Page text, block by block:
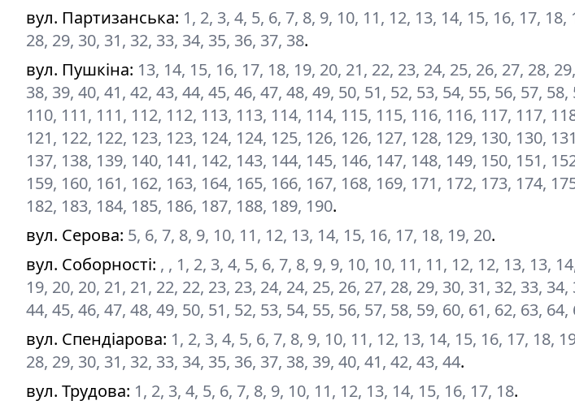
вул. Партизанська: 1, 2, 3, 4, 5, 6, 7, 8, 9, 10, 11, 12, 13, 14, 15, 16, 17,
28, 29, 30, 31, 32, 33, 34, 35, 36, 37, 38.
вул. Пушкіна: 13, 14, 15, 16, 17, 18, 19, 20, 21, 22, 23, 24, 25, 26, 27, 28,
38, 39, 40, 41, 42, 43, 44, 45, 46, 47, 48, 49, 50, 51, 52, 53, 54, 55, 56, 57,
110, 111, 111, 112, 112, 113, 113, 114, 114, 115, 115, 116, 116, 117, 117,
121, 122, 122, 123, 123, 124, 124, 125, 126, 126, 127, 128, 129, 130, 130,
137, 138, 139, 140, 141, 142, 143, 144, 145, 146, 147, 148, 149, 150, 151,
159, 160, 161, 162, 163, 164, 165, 166, 167, 168, 169, 171, 172, 173, 174,
182, 183, 184, 185, 186, 187, 188, 189, 190.
вул. Серова: 5, 6, 7, 8, 9, 10, 11, 12, 13, 14, 15, 16, 17, 18, 19, 20.
вул. Соборності: , , 1, 2, 3, 4, 5, 6, 7, 8, 9, 9, 10, 10, 11, 11, 12, 12, 13, 13,
19, 20, 20, 21, 21, 22, 22, 23, 23, 24, 24, 25, 26, 27, 28, 29, 30, 31, 32, 33,
44, 45, 46, 47, 48, 49, 50, 51, 52, 53, 54, 55, 56, 57, 58, 59, 60, 61, 62, 63,
вул. Спендіарова: 1, 2, 3, 4, 5, 6, 7, 8, 9, 10, 11, 12, 13, 14, 15, 16, 17, 18,
28, 29, 30, 31, 32, 33, 34, 35, 36, 37, 38, 39, 40, 41, 42, 43, 44.
вул. Трудова: 1, 2, 3, 4, 5, 6, 7, 8, 9, 10, 11, 12, 13, 14, 15, 16, 17, 18.